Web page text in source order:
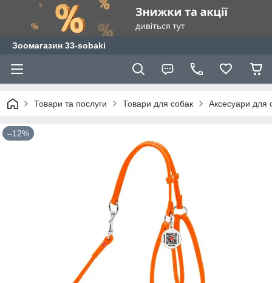
Зоомагазин 33-sobaki
Товари та послуги Товари для собак Аксесуари для
–12%